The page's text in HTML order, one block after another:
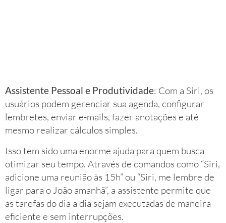
Assistente Pessoal e Produtividade: Com a Siri, os
usuários podem gerenciar sua agenda, configurar
lembretes, enviar e-mails, fazer anotações e até
mesmo realizar cálculos simples.
Isso tem sido uma enorme ajuda para quem busca
otimizar seu tempo. Através de comandos como “Siri,
adicione uma reunião às 15h” ou “Siri, me lembre de
ligar para o João amanhã”, a assistente permite que
as tarefas do dia a dia sejam executadas de maneira
eficiente e sem interrupções.